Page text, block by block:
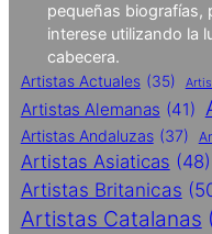
pequeñas biografías,
interese utilizando la
cabecera.
Artistas Actuales (35)
Artistas Alemanas (41)
Artistas Andaluzas (37)
Artistas Asiaticas (48)
Artistas Britanicas
Artistas Catalanas